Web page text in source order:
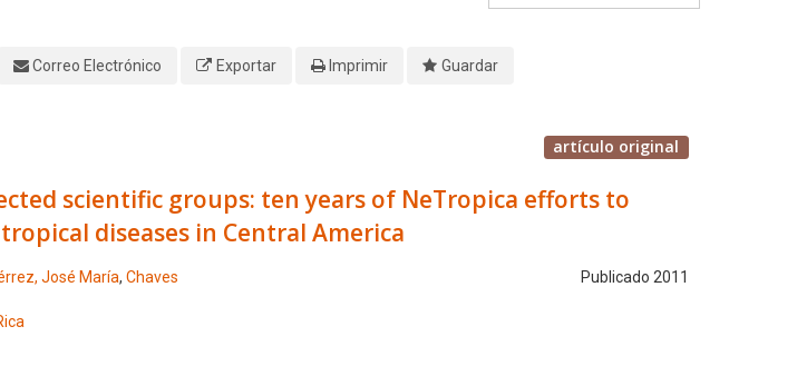
Correo Electrónico Exportar Imprimir Guardar
artículo original
scientific groups: ten years of NeTropica efforts to
diseases in Central America
José María, Chaves
Publicado 2011